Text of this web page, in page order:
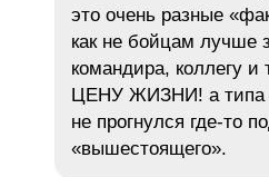
это очень разные
как не бойцам лучше
командира, коллегу
ЦЕНУ ЖИЗНИ! а типа
не прогнулся где-то
«вышестоящего».